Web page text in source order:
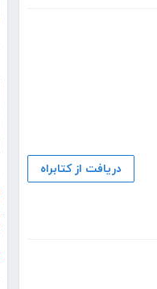
دریافت از کتابراه